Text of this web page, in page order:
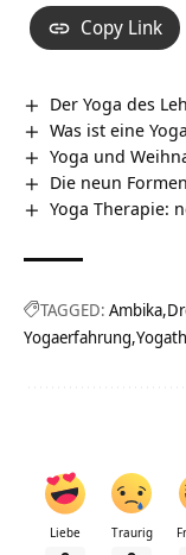
Copy Link
Der Yoga des
Was ist eine
Yoga und
Die neun
Yoga Therapie:
TAGGED: Ambika
Yogaerfahrung
Liebe Traurig